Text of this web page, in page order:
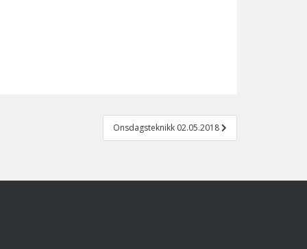
Onsdagsteknikk 02.05.2018